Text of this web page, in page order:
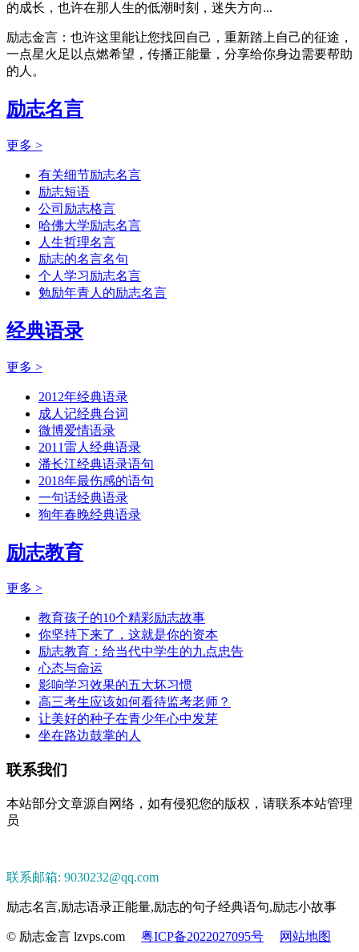
的成长，也许在那人生的低潮时刻，迷失方向...
励志金言：也许这里能让您找回自己，重新踏上自己的征途，
一点星火足以点燃希望，传播正能量，分享给你身边需要帮助
的人。
励志名言
更多 >
有关细节励志名言
励志短语
公司励志格言
哈佛大学励志名言
人生哲理名言
励志的名言名句
个人学习励志名言
勉励年青人的励志名言
经典语录
更多 >
2012年经典语录
成人记经典台词
微博爱情语录
2011雷人经典语录
潘长江经典语录语句
2018年最伤感的语句
一句话经典语录
狗年春晚经典语录
励志教育
更多 >
教育孩子的10个精彩励志故事
你坚持下来了，这就是你的资本
励志教育：给当代中学生的九点忠告
心态与命运
影响学习效果的五大坏习惯
高三考生应该如何看待监考老师？
让美好的种子在青少年心中发芽
坐在路边鼓掌的人
联系我们
本站部分文章源自网络，如有侵犯您的版权，请联系本站管理
员
联系邮箱: 9030232@qq.com
励志名言,励志语录正能量,励志的句子经典语句,励志小故事
© 励志金言 lzvps.com 粤ICP备2022027095号 网站地图